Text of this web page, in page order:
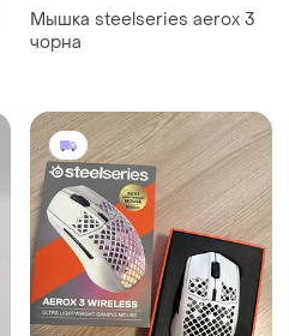
Мышка steelseries aerox 3
чорна